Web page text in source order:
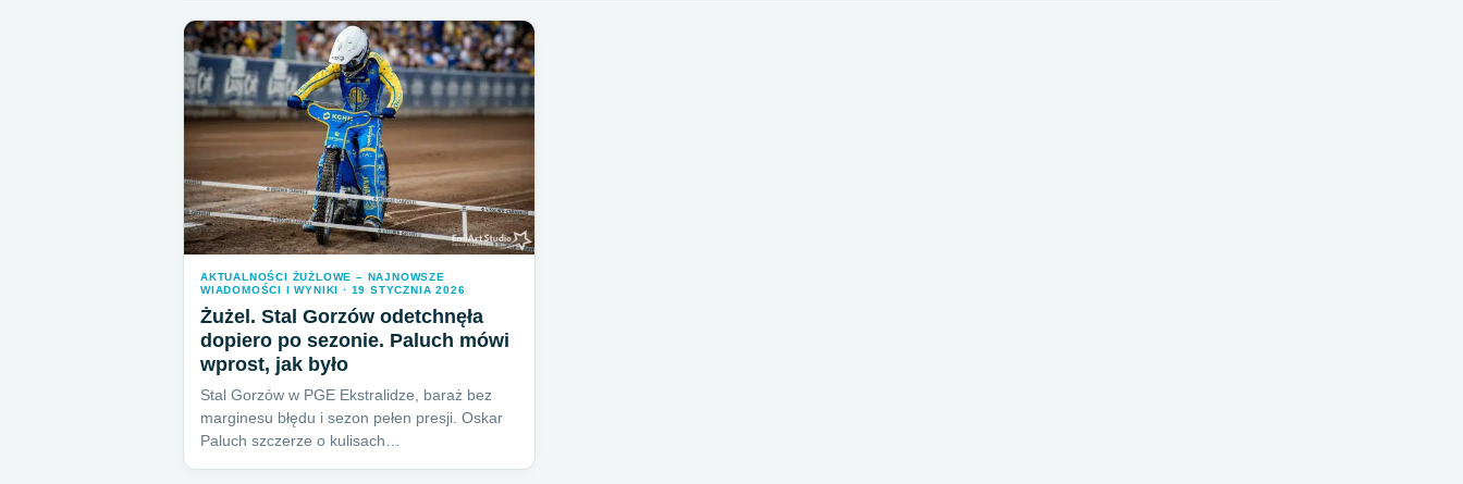
AKTUALNOŚCI ŻUŻLOWE – NAJNOWSZE
WIADOMOŚCI I WYNIKI · 19 STYCZNIA 2026
Żużel. Stal Gorzów odetchnęła
dopiero po sezonie. Paluch mówi
wprost, jak było
Stal Gorzów w PGE Ekstralidze, baraż bez
marginesu błędu i sezon pełen presji. Oskar
Paluch szczerze o kulisach…